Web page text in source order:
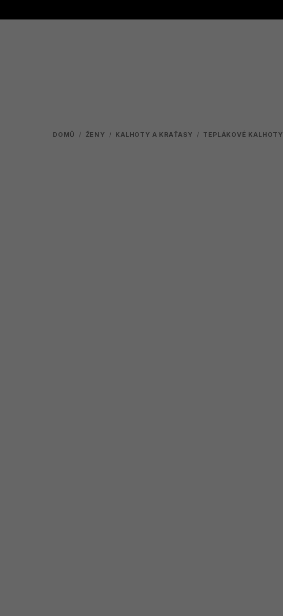
DOMŮ / ŽENY / KALHOTY A KRAŤASY / TEPLÁKOVÉ KALHOTY